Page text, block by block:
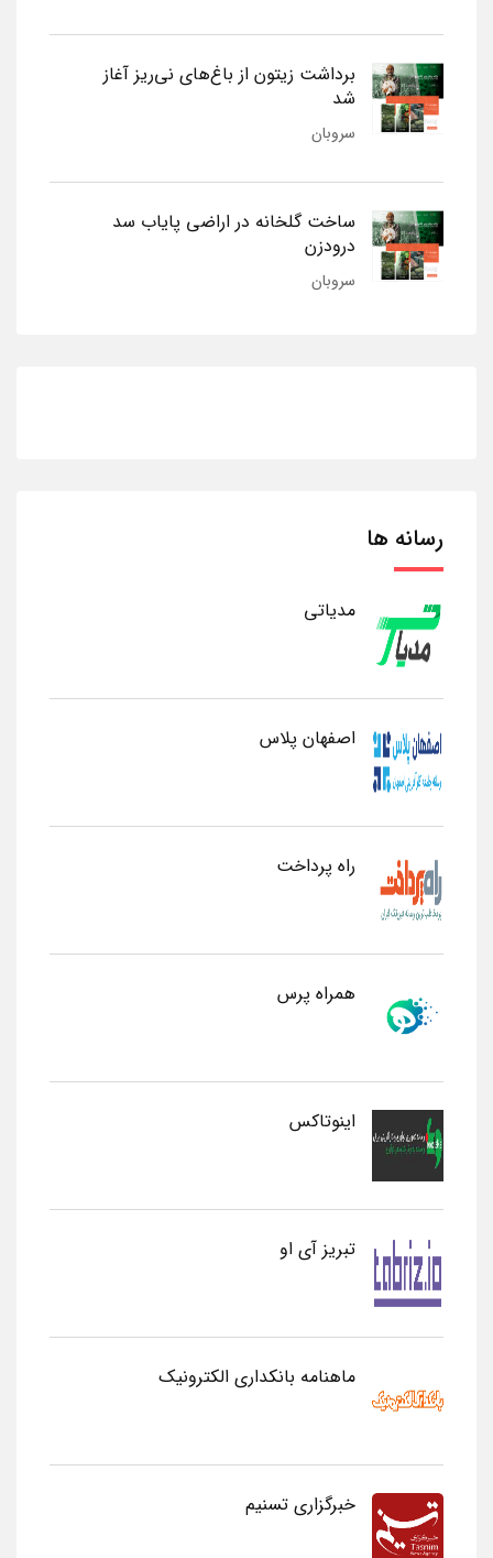
برداشت زیتون از باغ‌های نی‌ریز آغاز
شد
سروبان
ساخت گلخانه در اراضی پایاب سد
درودزن
سروبان
رسانه ها
مدیاتی
اصفهان پلاس
راه پرداخت
همراه پرس
اینوتاکس
تبریز آی او
ماهنامه بانکداری الکترونیک
خبرگزاری تسنیم